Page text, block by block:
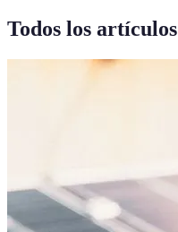
Todos los artículos